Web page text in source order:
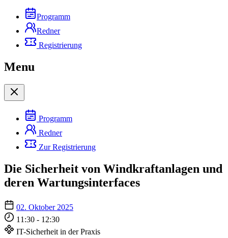
Programm
Redner
Registrierung
Menu
Programm
Redner
Zur Registrierung
Die Sicherheit von Windkraftanlagen und
deren Wartungsinterfaces
02. Oktober 2025
11:30 - 12:30
IT-Sicherheit in der Praxis